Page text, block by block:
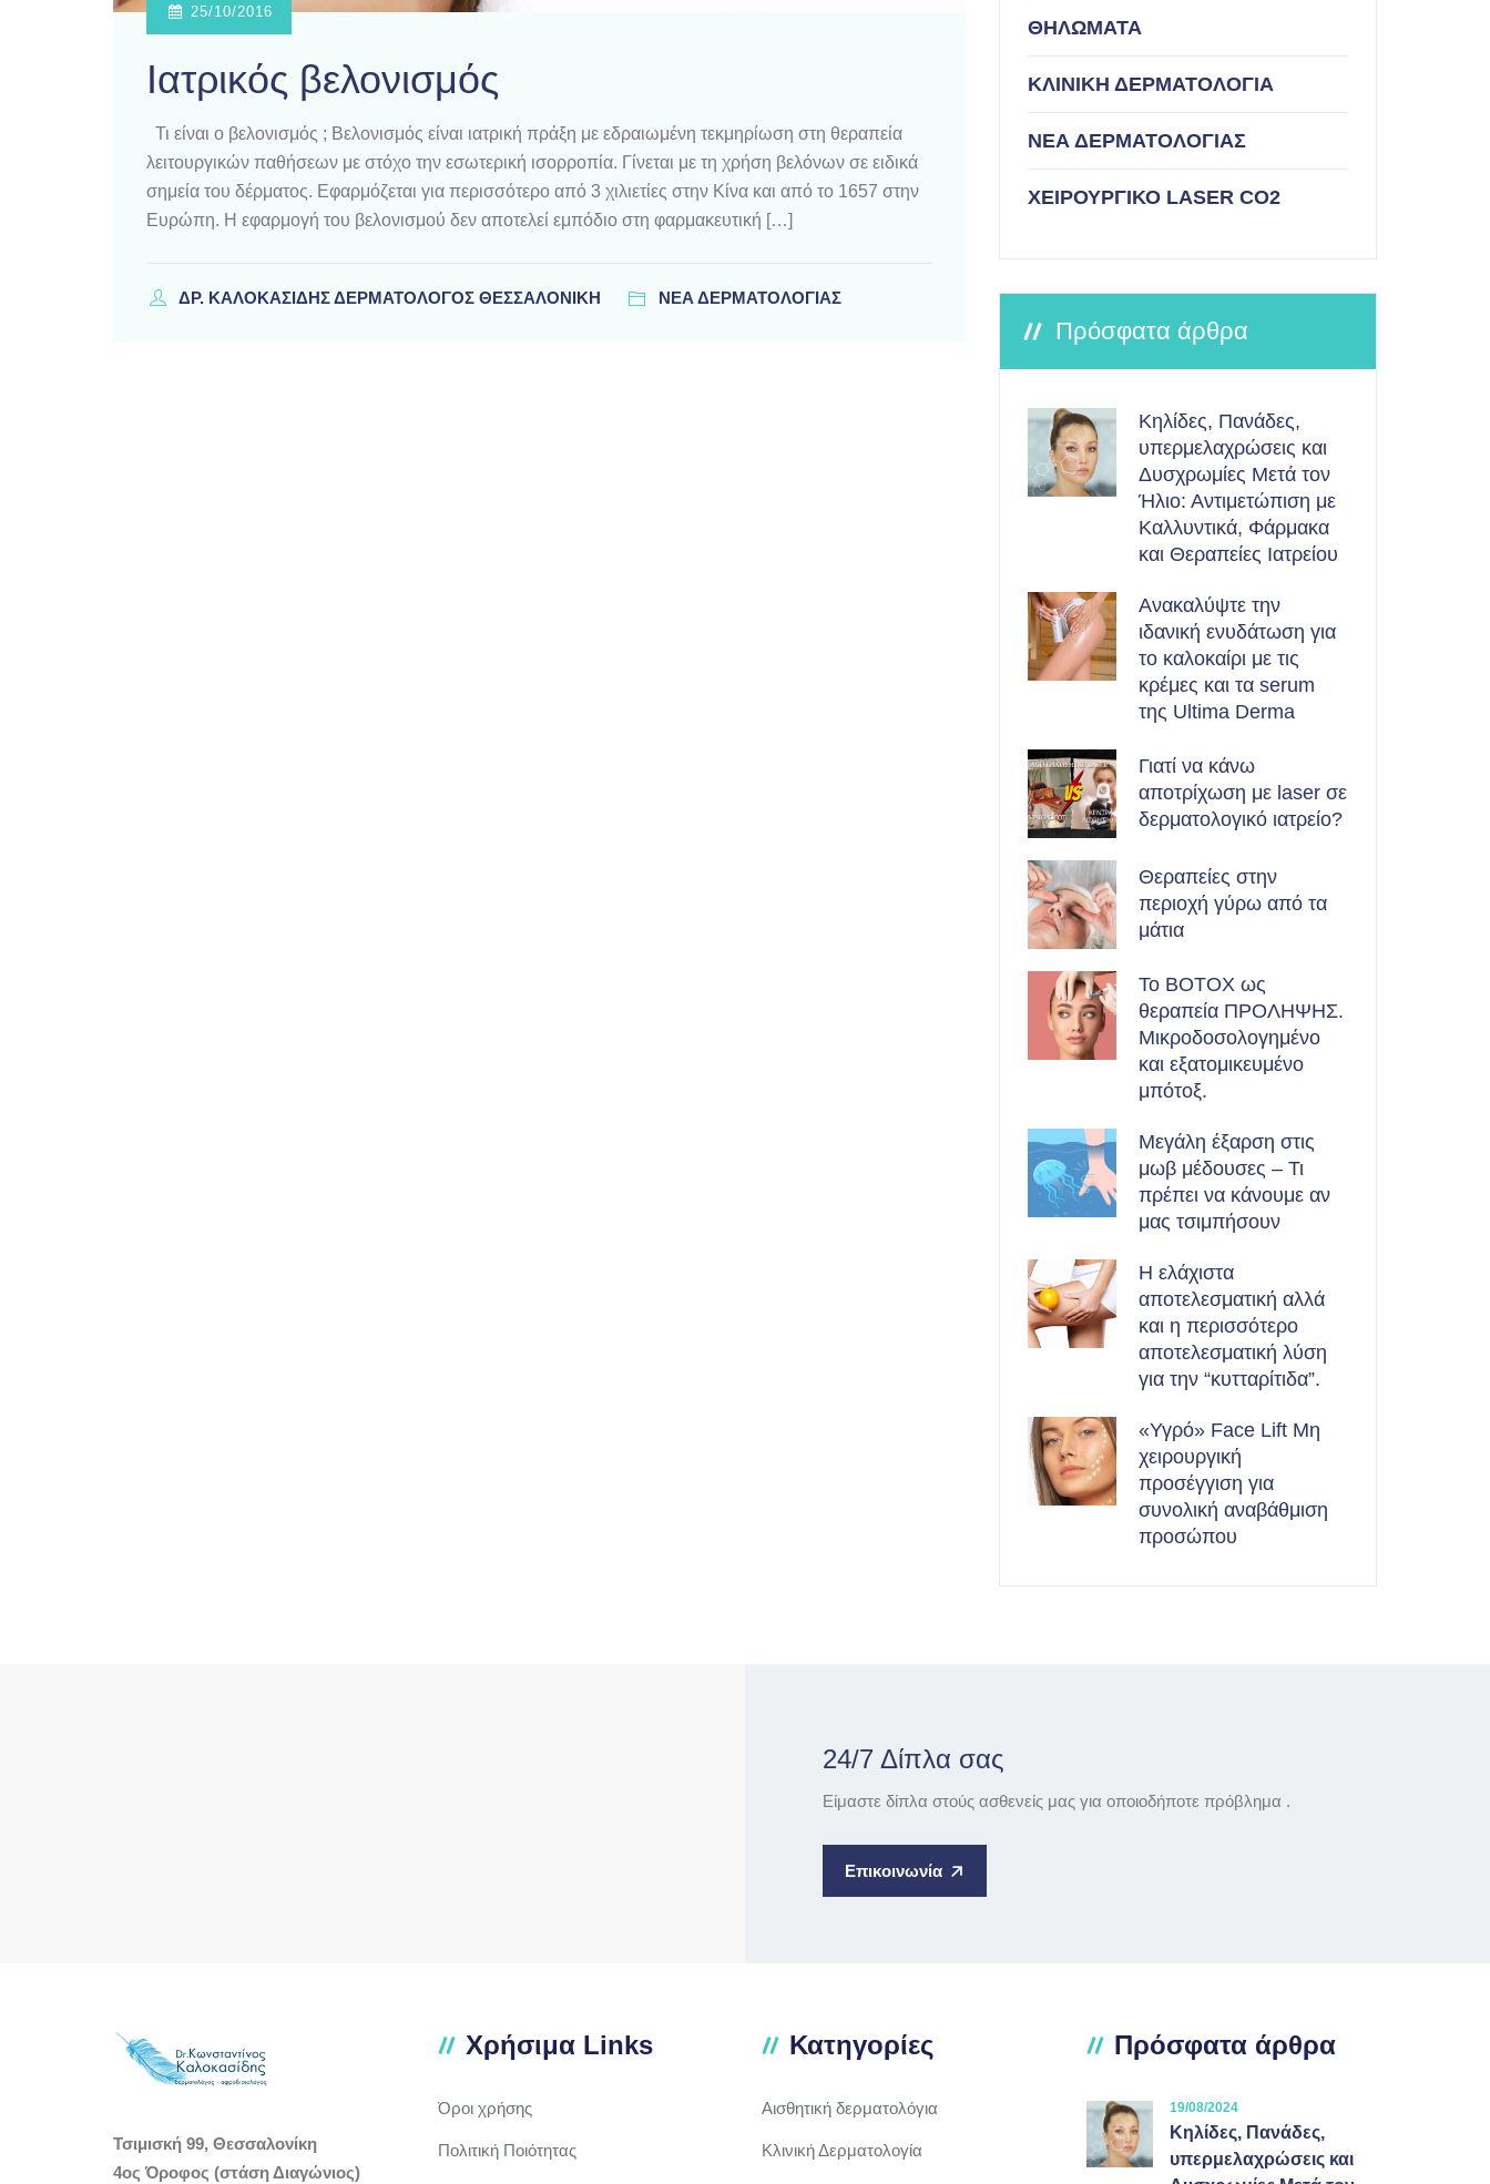
25/10/2016
Ιατρικός βελονισμός
Τι είναι ο βελονισμός ; Βελονισμός είναι ιατρική πράξη με εδραιωμένη τεκμηρίωση στη θεραπεία
λειτουργικών παθήσεων με στόχο την εσωτερική ισορροπία. Γίνεται με τη χρήση βελόνων σε ειδικά
σημεία του δέρματος. Εφαρμόζεται για περισσότερο από 3 χιλιετίες στην Κίνα και από το 1657 στην
Ευρώπη. Η εφαρμογή του βελονισμού δεν αποτελεί εμπόδιο στη φαρμακευτική […]
ΔΡ. ΚΑΛΟΚΑΣΊΔΗΣ ΔΕΡΜΑΤΟΛΌΓΟΣ ΘΕΣΣΑΛΟΝΊΚΗ ΝΕΑ ΔΕΡΜΑΤΟΛΟΓΙΑΣ
ΘΗΛΩΜΑΤΑ
ΚΛΙΝΙΚΗ ΔΕΡΜΑΤΟΛΟΓΙΑ
ΝΕΑ ΔΕΡΜΑΤΟΛΟΓΙΑΣ
ΧΕΙΡΟΥΡΓΙΚΟ LASER CO2
Πρόσφατα άρθρα
Κηλίδες, Πανάδες,
υπερμελαχρώσεις και
Δυσχρωμίες Μετά τον
Ήλιο: Αντιμετώπιση με
Καλλυντικά, Φάρμακα
και Θεραπείες Ιατρείου
Ανακαλύψτε την
ιδανική ενυδάτωση για
το καλοκαίρι με τις
κρέμες και τα serum
της Ultima Derma
Γιατί να κάνω
αποτρίχωση με laser σε
δερματολογικό ιατρείο?
Θεραπείες στην
περιοχή γύρω από τα
μάτια
Το BOTOX ως
θεραπεία ΠΡΟΛΗΨΗΣ.
Μικροδοσολογημένο
και εξατομικευμένο
μπότοξ.
Μεγάλη έξαρση στις
μωβ μέδουσες – Τι
πρέπει να κάνουμε αν
μας τσιμπήσουν
Η ελάχιστα
αποτελεσματική αλλά
και η περισσότερο
αποτελεσματική λύση
για την “κυτταρίτιδα”.
«Υγρό» Face Lift Μη
χειρουργική
προσέγγιση για
συνολική αναβάθμιση
προσώπου
24/7 Δίπλα σας
Είμαστε δίπλα στούς ασθενείς μας για οποιοδήποτε πρόβλημα .
Επικοινωνία
Τσιμισκή 99, Θεσσαλονίκη
4ος Όροφος (στάση Διαγώνιος)
Χρήσιμα Links
Όροι χρήσης
Πολιτική Ποιότητας
Κατηγορίες
Αισθητική δερματολόγια
Κλινική Δερματολογία
Πρόσφατα άρθρα
19/08/2024
Κηλίδες, Πανάδες,
υπερμελαχρώσεις και